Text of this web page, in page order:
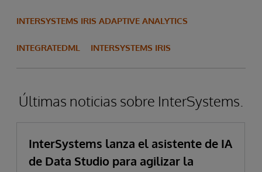
INTERSYSTEMS IRIS ADAPTIVE ANALYTICS
INTEGRATEDML INTERSYSTEMS IRIS
Últimas noticias sobre InterSystems.
InterSystems lanza el asistente de IA
de Data Studio para agilizar la